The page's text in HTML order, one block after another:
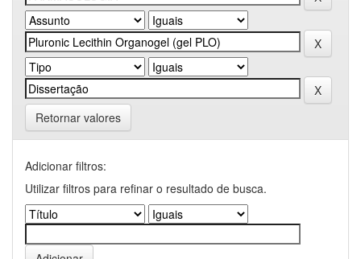
Retornar valores
Adicionar filtros:
Utilizar filtros para refinar o resultado de busca.